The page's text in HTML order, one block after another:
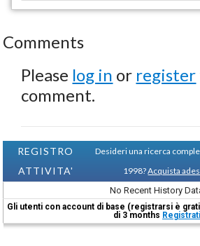
Comments
Please log in or register
comment.
REGISTRO
ATTIVITA'
Desideri una ricerca
1998?Acquista
No Recent History
Gli utenti con account di base (registrarsi è
di 3 months Registrati